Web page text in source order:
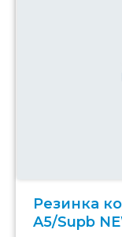
Резинка
A5/Supb